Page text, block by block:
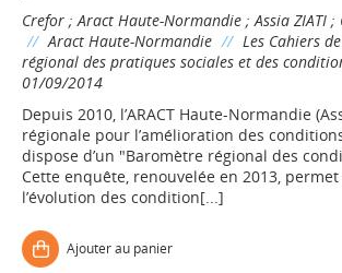
Crefor ;Aract Haute-Normandie ;Assia ZIATI ;
// Aract Haute-Normandie // Les Cahiers
régional des pratiques sociales et des
01/09/2014
Depuis 2010, l’ARACT Haute-Normandie
régionale pour l’amélioration des
dispose d’un "Baromètre régional des
Cette enquête, renouvelée en 2013,
l’évolution des condition[...]
Ajouter au panier